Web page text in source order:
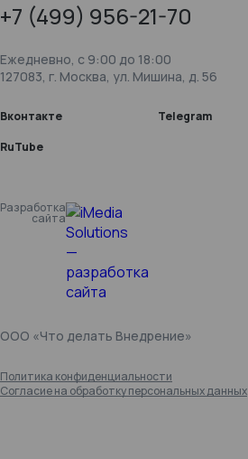
Вконтакте
Telegram
RuTube
ООО «Что делать Внедрение»
+7 (499) 956-21-70
Ежедневно, c 9:00 до 18:00
127083, г. Москва, ул. Мишина, д. 56
Разработка
сайта
Политика конфиденциальности
Согласие на обработку персональных данных